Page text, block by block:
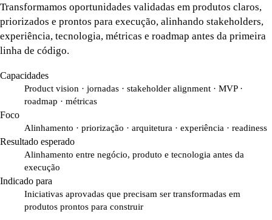
Transformamos oportunidades validadas em produtos claros,
priorizados e prontos para execução, alinhando stakeholders,
experiência, tecnologia, métricas e roadmap antes da primeira
linha de código.
Capacidades
Product vision · jornadas · stakeholder alignment · MVP ·
roadmap · métricas
Foco
Alinhamento · priorização · arquitetura · experiência · readiness
Resultado esperado
Alinhamento entre negócio, produto e tecnologia antes da
execução
Indicado para
Iniciativas aprovadas que precisam ser transformadas em
produtos prontos para construir